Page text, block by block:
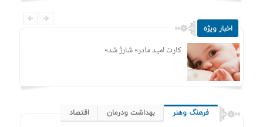
۱۲:۳۹ آراستگی و زیباسازی اولویت کلیدی مخابرات است
۱۲:۲۸
گسترش فیبر نوری گامی حیاتی در جهت هوشمندسازی
زیرساخت ها است
۱۲:۱۸
۱۱:۵۵ تغذیه پدر می‌تواند بر سلامت نوزاد تأثیر بگذارد
اخبار ویژه
«کارت امید مادر» شارژ شد
فرهنگ وهنر بهداشت ودرمان
اقتصاد